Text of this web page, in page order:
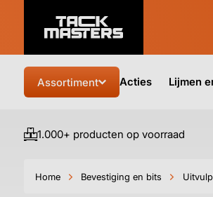
Assortiment Acties Lijmen
1.000+ producten op voorraad
Home Bevestiging en bits